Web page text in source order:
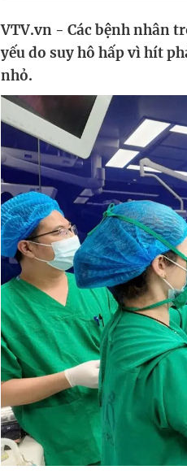
Làm đẹp
VTV.vn - Các bệnh nhân
yếu do suy hô hấp vì hít
nhỏ.